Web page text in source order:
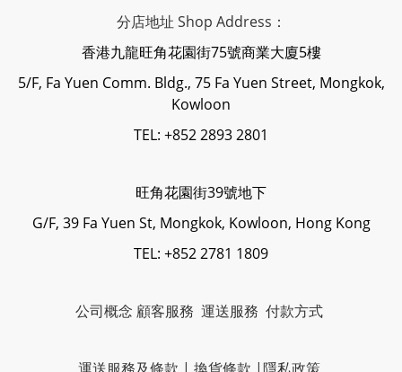
分店地址 Shop Address：
香港九龍旺角花園街75號商業大廈5樓
5/F, Fa Yuen Comm. Bldg., 75 Fa Yuen Street, Mongkok,
Kowloon
TEL: +852 2893 2801
旺角花園街39號地下
G/F, 39 Fa Yuen St, Mongkok, Kowloon, Hong Kong
TEL: +852 2781 1809
公司概念 顧客服務 運送服務 付款方式